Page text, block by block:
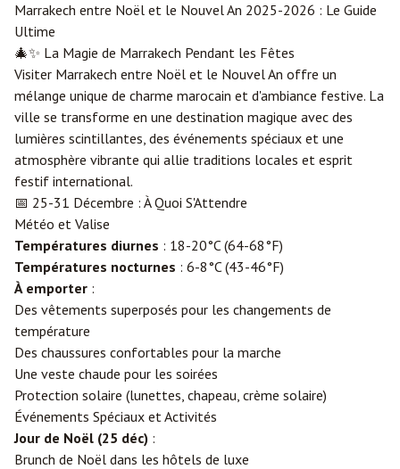
Marrakech entre Noël et le Nouvel An 2025-2026 : Le Guide
Ultime
🎄✨ La Magie de Marrakech Pendant les Fêtes
Visiter Marrakech entre Noël et le Nouvel An offre un
mélange unique de charme marocain et d'ambiance festive. La
ville se transforme en une destination magique avec des
lumières scintillantes, des événements spéciaux et une
atmosphère vibrante qui allie traditions locales et esprit
festif international.
📅 25-31 Décembre : À Quoi S'Attendre
Météo et Valise
Températures diurnes : 18-20°C (64-68°F)
Températures nocturnes : 6-8°C (43-46°F)
À emporter :
Des vêtements superposés pour les changements de
température
Des chaussures confortables pour la marche
Une veste chaude pour les soirées
Protection solaire (lunettes, chapeau, crème solaire)
Événements Spéciaux et Activités
Jour de Noël (25 déc) :
Brunch de Noël dans les hôtels de luxe